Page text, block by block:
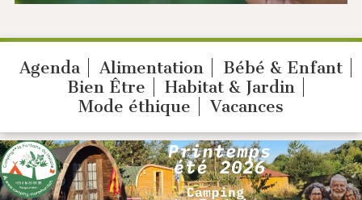
Agenda Alimentation
Bébé & Enfant
Bien Être
Habitat & Jardin
Mode éthique
Vacances